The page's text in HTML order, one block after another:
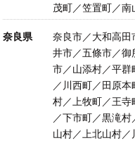
茂町／笠置町／南
奈良県
奈良市／大和高田
井市／五條市／御
市／山添村／平群
／川西町／田原
村／上牧町／王寺
／下市町／黒滝
山村／上北山村